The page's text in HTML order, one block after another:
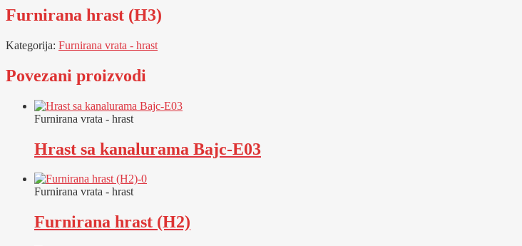
Furnirana hrast (H3)
Kategorija: Furnirana vrata - hrast
Povezani proizvodi
Furnirana vrata - hrast
Hrast sa kanalurama Bajc-E03
Furnirana vrata - hrast
Furnirana hrast (H2)